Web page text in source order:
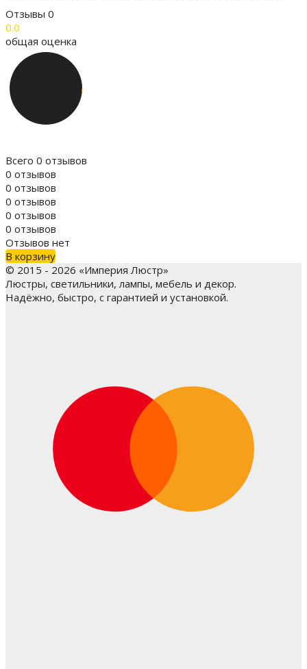
Отзывы 0
0.0
общая оценка
Всего 0 отзывов
0 отзывов
0 отзывов
0 отзывов
0 отзывов
0 отзывов
Отзывов нет
В корзину
© 2015 - 2026 «Империя Люстр»
Люстры, светильники, лампы, мебель и декор.
Надёжно, быстро, с гарантией и установкой.